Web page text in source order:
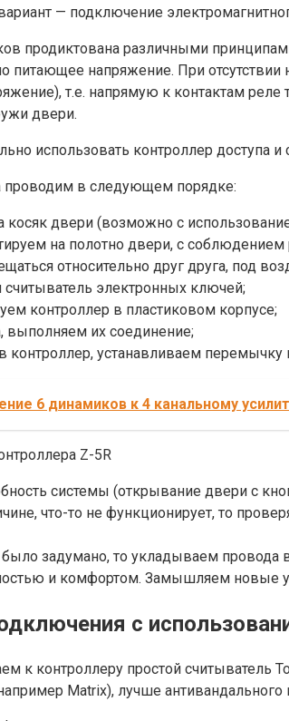
— подключение
продиктована различными
питающее напряжение. При
т.е. напрямую к контактам
двери.
использовать контроллер доступа
проводим в следующем порядке:
косяк двери (возможно с
на полотно двери, с
относительно друг друга, под
электронных ключей;
контроллер в пластиковом корпусе;
выполняем их соединение;
устанавливаем перемычку
6 динамиков к 4 канальному
Z-5R
системы (открывание двери с
что-то не функционирует, то
было задумано, то укладываем
и комфортом. Замышляем
с
к контроллеру простой считыватель
Matrix), лучше антивандального